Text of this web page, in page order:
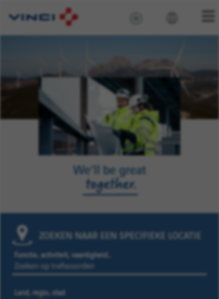
ZOEKEN NAAR EEN SPECIFIEKE LOCATIE
Functie, activiteit, vaardigheid…
Land, regio, stad